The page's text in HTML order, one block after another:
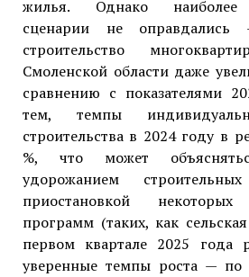
жилья. Однако наиболее
сценарии не
строительство
Смоленской области даже
сравнению с показателями
тем, темпы
строительства в 2024 году в
%, что может
удорожанием
приостановкой некоторых
программ (таких, как
первом квартале 2025 года
уверенные темпы роста — по